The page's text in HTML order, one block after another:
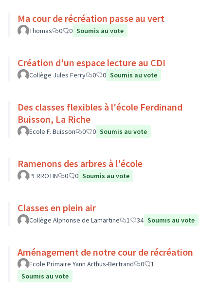
Ma cour de récréation passe au vert
Thomas 0 0 Soumis au vote
Création d'un espace lecture au CDI
Collège Jules Ferry 0 0 Soumis au vote
Des classes flexibles à l'école Ferdinand
Buisson, La Riche
Ecole F. Buisson 0 0 Soumis au vote
Ramenons des arbres à l'école
PERROTIN 0 0 Soumis au vote
Classes en plein air
Collège Alphonse de Lamartine 1 34 Soumis au vote
Aménagement de notre cour de récréation
Ecole Primaire Yann Arthus-Bertrand 0
1
Soumis au vote